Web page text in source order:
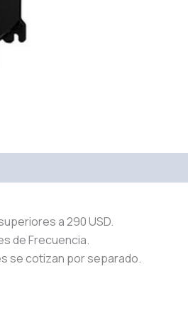
a 290 USD.
de Frecuencia.
se cotizan por separado.